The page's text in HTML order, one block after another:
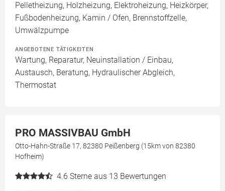
Pelletheizung, Holzheizung, Elektroheizung, Heizkörper,
Fußbodenheizung, Kamin / Ofen, Brennstoffzelle,
Umwälzpumpe
ANGEBOTENE TÄTIGKEITEN
Wartung, Reparatur, Neuinstallation / Einbau,
Austausch, Beratung, Hydraulischer Abgleich,
Thermostat
PRO MASSIVBAU GmbH
Otto-Hahn-Straße 17, 82380 Peißenberg (15km von 82380
Hofheim)
4.6 Sterne aus 13 Bewertungen